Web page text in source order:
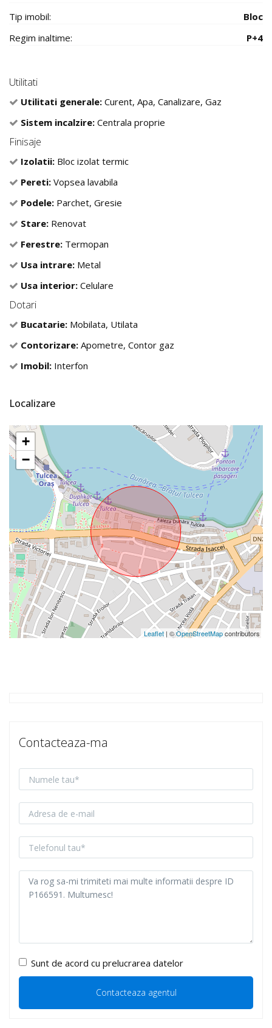
Tip imobil:
Bloc
Regim inaltime:
P+4
Utilitati
Utilitati generale: Curent, Apa, Canalizare, Gaz
Sistem incalzire: Centrala proprie
Finisaje
Izolatii: Bloc izolat termic
Pereti: Vopsea lavabila
Podele: Parchet, Gresie
Stare: Renovat
Ferestre: Termopan
Usa intrare: Metal
Usa interior: Celulare
Dotari
Bucatarie: Mobilata, Utilata
Contorizare: Apometre, Contor gaz
Imobil: Interfon
Localizare
+
−
Leaflet | ©OpenStreetMapcontributors
Contacteaza-ma
Sunt de acord cu prelucrarea datelor